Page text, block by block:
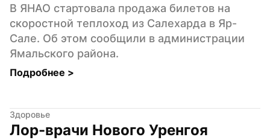
В ЯНАО стартовала продажа билетов на
скоростной теплоход из Салехарда в Яр-
Сале. Об этом сообщили в администрации
Ямальского района.
Подробнее >
Здоровье
Лор-врачи Нового Уренгоя